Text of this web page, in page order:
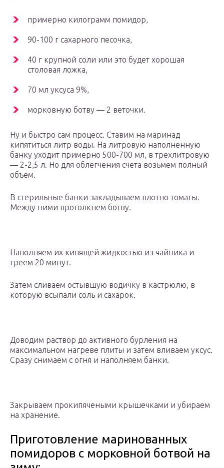
примерно килограмм помидор,
90-100 г сахарного песочка,
40 г крупной соли или это будет хорошая
столовая ложка,
70 мл уксуса 9%,
морковную ботву — 2 веточки.
Ну и быстро сам процесс. Ставим на маринад
кипятиться литр воды. На литровую наполненную
банку уходит примерно 500-700 мл, в трехлитровую
— 2-2,5 л. Но для облегчения счета возьмем полный
объем.
В стерильные банки закладываем плотно томаты.
Между ними протолкнем ботву.
Наполняем их кипящей жидкостью из чайника и
греем 20 минут.
Затем сливаем остывшую водичку в кастрюлю, в
которую всыпали соль и сахарок.
Доводим раствор до активного бурления на
максимальном нагреве плиты и затем вливаем уксус.
Сразу снимаем с огня и наполняем банки.
Закрываем прокипячеными крышечками и убираем
на хранение.
Приготовление маринованных
помидоров с морковной ботвой на